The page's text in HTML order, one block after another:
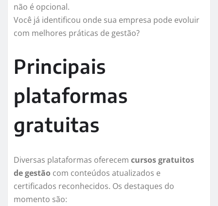
não é opcional.
Você já identificou onde sua empresa pode evoluir
com melhores práticas de gestão?
Principais
plataformas
gratuitas
Diversas plataformas oferecem cursos gratuitos
de gestão com conteúdos atualizados e
certificados reconhecidos. Os destaques do
momento são: